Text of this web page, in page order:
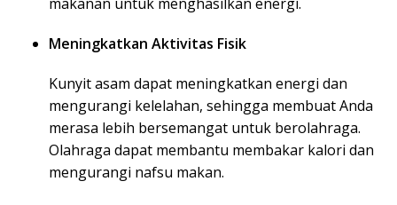
Meningkatkan Aktivitas Fisik
Kunyit asam dapat meningkatkan energi dan
mengurangi kelelahan, sehingga membuat Anda
merasa lebih bersemangat untuk berolahraga.
Olahraga dapat membantu membakar kalori dan
mengurangi nafsu makan.